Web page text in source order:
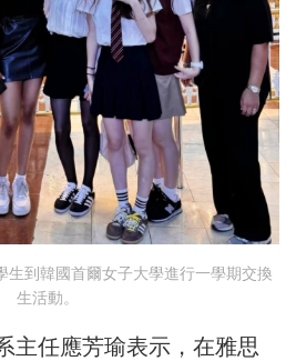
生到韓國首爾女子大學進行一學期交換
生活動。
主任應芳瑜表示，在雅思